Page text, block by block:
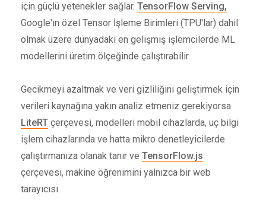
için güçlü yetenekler sağlar. TensorFlow Serving,
Google'ın özel Tensor İşleme Birimleri (TPU'lar) dahil
olmak üzere dünyadaki en gelişmiş işlemcilerde ML
modellerini üretim ölçeğinde çalıştırabilir.
Gecikmeyi azaltmak ve veri gizliliğini geliştirmek için
verileri kaynağına yakın analiz etmeniz gerekiyorsa
LiteRT çerçevesi, modelleri mobil cihazlarda, uç bilgi
işlem cihazlarında ve hatta mikro denetleyicilerde
çalıştırmanıza olanak tanır ve TensorFlow.js
çerçevesi, makine öğrenimini yalnızca bir web
tarayıcısı.